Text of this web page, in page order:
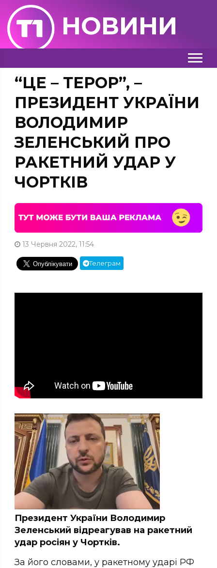
НОВИНИ
“ЦЕ – ТЕРОР”, –
ПРЕЗИДЕНТ УКРАЇНИ
ВОЛОДИМИР
ЗЕЛЕНСЬКИЙ ПРО
РАКЕТНИЙ УДАР У
ЧОРТКІВ
13 Червня 2022, 11:54
Телеграм
Президент України Володимир
Зеленський відреагував на ракетний
удар росіян у Чортків.
За його словами, у ракетному ударі РФ